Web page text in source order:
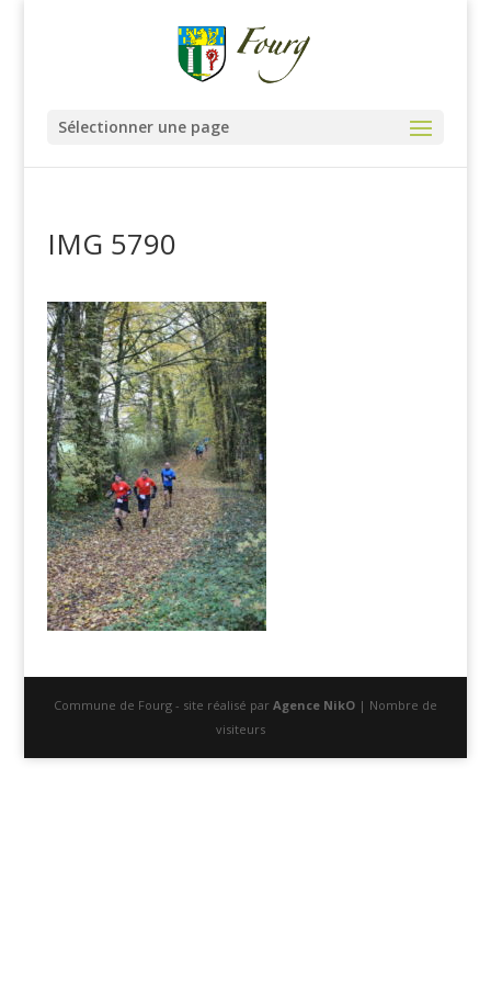
Sélectionner une page
IMG 5790
Commune de Fourg - site réalisé par Agence NikO| Nombre de
visiteurs